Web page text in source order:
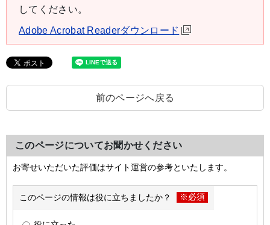
してください。
Adobe Acrobat Readerダウンロード
前のページへ戻る
このページについてお聞かせください